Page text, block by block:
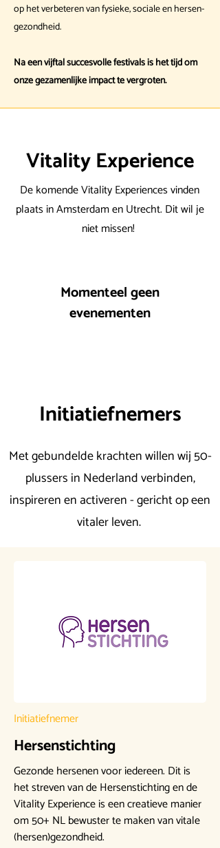
op het verbeteren van fysieke, sociale en hersen-
gezondheid.
Na een vijftal succesvolle festivals is het tijd om
onze gezamenlijke impact te vergroten.
Vitality Experience
De komende Vitality Experiences vinden
plaats in Amsterdam en Utrecht. Dit wil je
niet missen!
Momenteel geen
evenementen
Initiatiefnemers
Met gebundelde krachten willen wij 50-
plussers in Nederland verbinden,
inspireren en activeren - gericht op een
vitaler leven.
Initiatiefnemer
Hersenstichting
Gezonde hersenen voor iedereen. Dit is
het streven van de Hersenstichting en de
Vitality Experience is een creatieve manier
om 50+ NL bewuster te maken van vitale
(hersen)gezondheid.